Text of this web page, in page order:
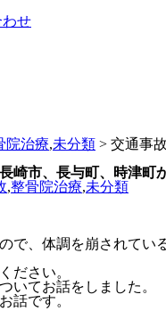
わせ
院治療,未分類 > 交通事
崎市、長与町、時津町
,整骨院治療,未分類
で、体調を崩されてい
ださい。
いてお話をしました。
話です。